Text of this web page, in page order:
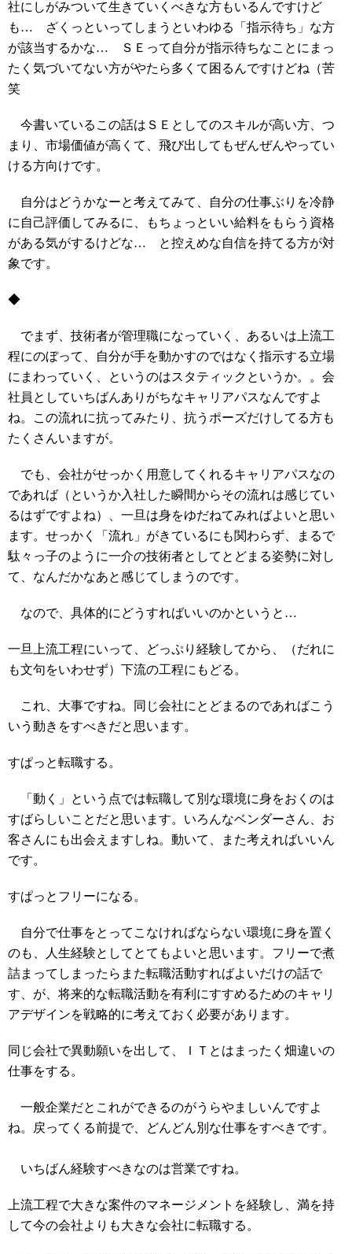
社にしがみついて生きていくべきな方もいるんですけど
も… ざくっといってしまうといわゆる「指示待ち」な方
が該当するかな… ＳＥって自分が指示待ちなことにまっ
たく気づいてない方がやたら多くて困るんですけどね（苦
笑
今書いているこの話はＳＥとしてのスキルが高い方、つ
まり、市場価値が高くて、飛び出してもぜんぜんやってい
ける方向けです。
自分はどうかなーと考えてみて、自分の仕事ぶりを冷静
に自己評価してみるに、もちょっといい給料をもらう資格
がある気がするけどな… と控えめな自信を持てる方が対
象です。
◆
でまず、技術者が管理職になっていく、あるいは上流工
程にのぼって、自分が手を動かすのではなく指示する立場
にまわっていく、というのはスタティックというか。。会
社員としていちばんありがちなキャリアパスなんですよ
ね。この流れに抗ってみたり、抗うポーズだけしてる方も
たくさんいますが。
でも、会社がせっかく用意してくれるキャリアパスなの
であれば（というか入社した瞬間からその流れは感じてい
るはずですよね）、一旦は身をゆだねてみればよいと思い
ます。せっかく「流れ」がきているにも関わらず、まるで
駄々っ子のように一介の技術者としてとどまる姿勢に対し
て、なんだかなあと感じてしまうのです。
なので、具体的にどうすればいいのかというと…
一旦上流工程にいって、どっぷり経験してから、（だれに
も文句をいわせず）下流の工程にもどる。
これ、大事ですね。同じ会社にとどまるのであればこう
いう動きをすべきだと思います。
すぱっと転職する。
「動く」という点では転職して別な環境に身をおくのは
すばらしいことだと思います。いろんなベンダーさん、お
客さんにも出会えますしね。動いて、また考えればいいん
です。
すぱっとフリーになる。
自分で仕事をとってこなければならない環境に身を置く
のも、人生経験としてとてもよいと思います。フリーで煮
詰まってしまったらまた転職活動すればよいだけの話で
す、が、将来的な転職活動を有利にすすめるためのキャリ
アデザインを戦略的に考えておく必要があります。
同じ会社で異動願いを出して、ＩＴとはまったく畑違いの
仕事をする。
一般企業だとこれができるのがうらやましいんですよ
ね。戻ってくる前提で、どんどん別な仕事をすべきです。
いちばん経験すべきなのは営業ですね。
上流工程で大きな案件のマネージメントを経験し、満を持
して今の会社よりも大きな会社に転職する。